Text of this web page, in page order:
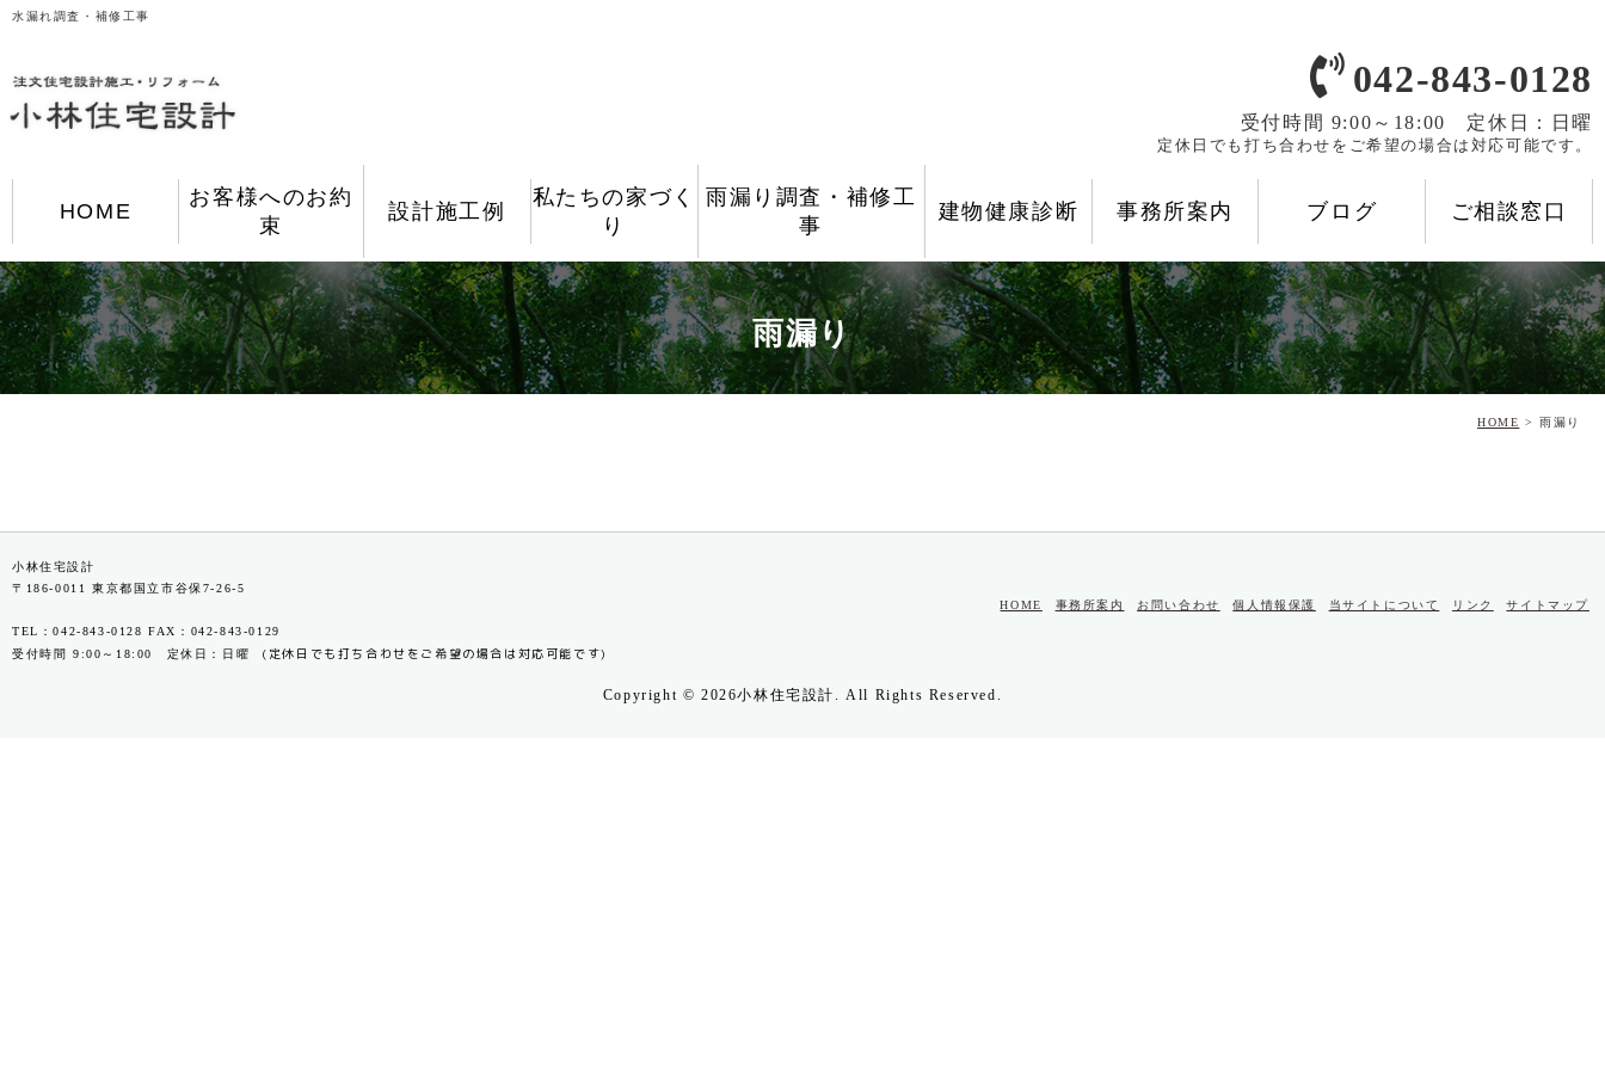
水漏れ調査・補修工事
042-843-0128
受付時間 9:00～18:00 定休日：日曜
定休日でも打ち合わせをご希望の場合は対応可能です。
HOME
お客様へのお約
束
設計施工例
私たちの家づく
り
雨漏り調査・補修工
事
建物健康診断 事務所案内 ブログ ご相談窓口
雨漏り
HOME > 雨漏り
小林住宅設計
〒186-0011 東京都国立市谷保7-26-5
TEL：042-843-0128 FAX：042-843-0129
受付時間 9:00～18:00 定休日：日曜
定休日でも打ち合わせをご希望の場合は対応可能です
HOME 事務所案内 お問い合わせ 個人情報保護 当サイトについて リンク サイトマップ
Copyright © 2026小林住宅設計. All Rights Reserved.